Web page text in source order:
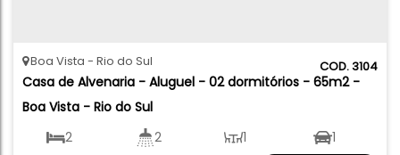
3104
Casa de Alvenaria - Aluguel - 02 dormitórios - 65m2 -
Boa Vista - Rio do Sul
Boa Vista Rio do Sul
2 2 1 1